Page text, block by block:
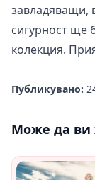
завладяващи,
сигурност ще
колекция.
Публикувано:
Може да ви